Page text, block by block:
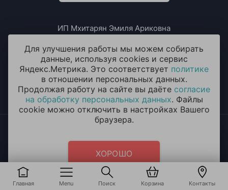
Главная Menu Поиск Корзина Контакты
ИП Мхитарян Эмиля Ариковна
ИНН: 771385063807
ОГРН / ОГРНИП: 319508100076230
2014 - 2026 © «ОКЕАН ШАРОВ» Воздушные шары с
Политика конфиденциальности
согласие на обработку
персональных данных
Для улучшения работы мы можем собирать
данные, используя cookies и сервис
Яндекс.Метрика. Это соответствует политике
в отношении персональных данных.
Продолжая работу на сайте вы даёте согласие
на обработку персональных данных. Файлы
cookie можно отключить в настройках Вашего
браузера.
ХОРОШО